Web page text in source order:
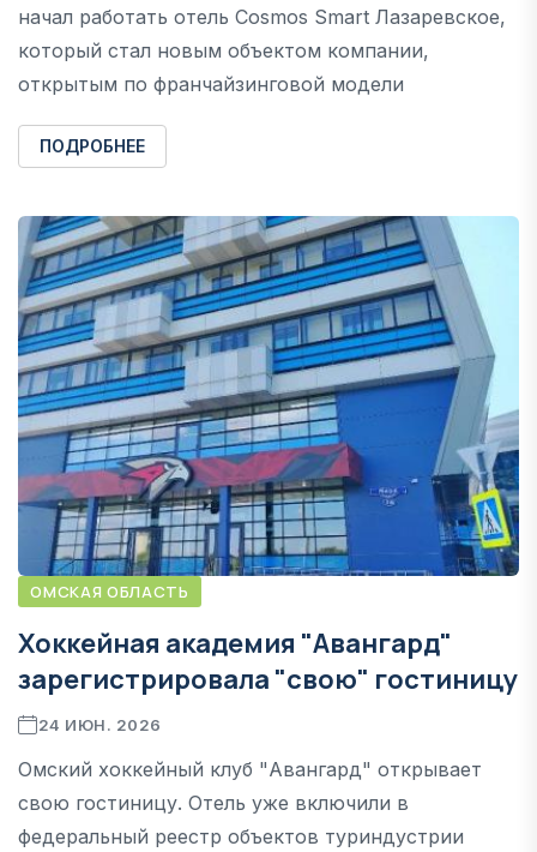
начал работать отель Cosmos Smart Лазаревское,
который стал новым объектом компании,
открытым по франчайзинговой модели
ПОДРОБНЕЕ
ОМСКАЯ ОБЛАСТЬ
Хоккейная академия "Авангард"
зарегистрировала "свою" гостиницу
24 ИЮН. 2026
Омский хоккейный клуб "Авангард" открывает
свою гостиницу. Отель уже включили в
федеральный реестр объектов туриндустрии